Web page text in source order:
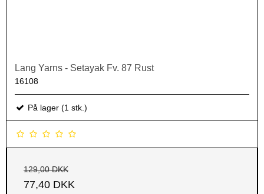
Lang Yarns - Setayak Fv. 87 Rust
16108
På lager (1 stk.)
129,00 DKK
77,40 DKK